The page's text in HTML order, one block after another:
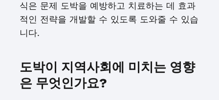
식은 문제 도박을 예방하고 치료하는 데 효과
적인 전략을 개발할 수 있도록 도와줄 수 있습
니다.
도박이 지역사회에 미치는 영향
은 무엇인가요?